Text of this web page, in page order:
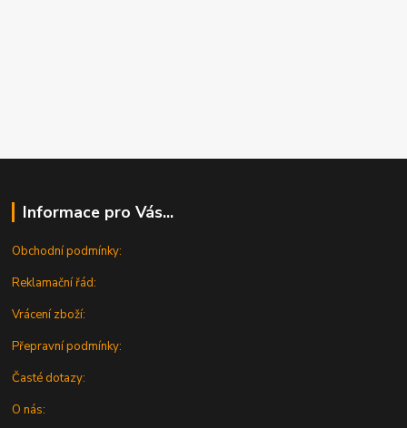
Informace pro Vás...
Obchodní podmínky:
Reklamační řád:
Vrácení zboží:
Přepravní podmínky:
Časté dotazy:
O nás: